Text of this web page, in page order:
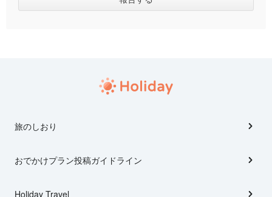
旅のしおり
おでかけプラン投稿ガイドライン
Holiday Travel